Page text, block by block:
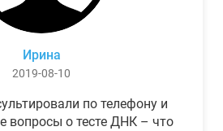
Ирина
2019-08-10
по телефону и
вопросы о тесте ДНК – что